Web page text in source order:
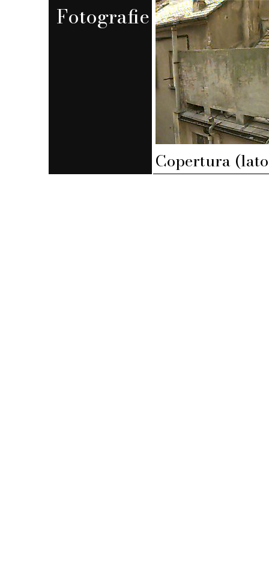
Fotografie
Copertura